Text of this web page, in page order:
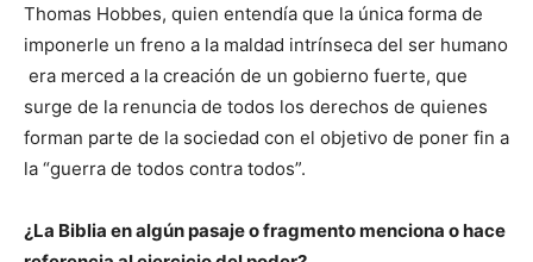
Thomas Hobbes, quien entendía que la única forma de
imponerle un freno a la maldad intrínseca del ser humano
era merced a la creación de un gobierno fuerte, que
surge de la renuncia de todos los derechos de quienes
forman parte de la sociedad con el objetivo de poner fin a
la “guerra de todos contra todos”.
¿La Biblia en algún pasaje o fragmento menciona o hace